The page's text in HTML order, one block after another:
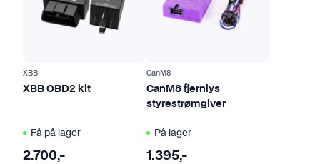
XBB
XBB OBD2 kit
Få på lager
2.700,-
CanM8
CanM8 fjernlys
styrestrømgiver
På lager
1.395,-